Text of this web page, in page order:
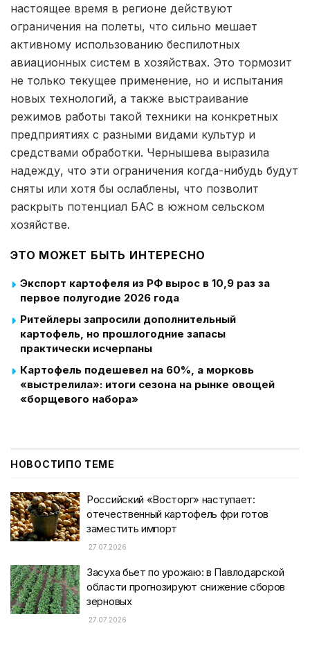
настоящее время в регионе действуют
ограничения на полеты, что сильно мешает
активному использованию беспилотных
авиационных систем в хозяйствах. Это тормозит
не только текущее применение, но и испытания
новых технологий, а также выстраивание
режимов работы такой техники на конкретных
предприятиях с разными видами культур и
средствами обработки. Чернышева выразила
надежду, что эти ограничения когда-нибудь будут
сняты или хотя бы ослаблены, что позволит
раскрыть потенциал БАС в южном сельском
хозяйстве.
ЭТО МОЖЕТ БЫТЬ ИНТЕРЕСНО
Экспорт картофеля из РФ вырос в 10,9 раз за
первое полугодие 2026 года
Ритейлеры запросили дополнительный
картофель, но прошлогодние запасы
практически исчерпаны
Картофель подешевел на 60%, а морковь
«выстрелила»: итоги сезона на рынке овощей
«борщевого набора»
НОВОСТИПО ТЕМЕ
Российский «Восторг» наступает:
отечественный картофель фри готов
заместить импорт
27.07.2026
Засуха бьет по урожаю: в Павлодарской
области прогнозируют снижение сборов
зерновых
27.07.2026